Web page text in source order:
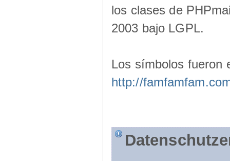
los clases de
2003 bajo LGPL.
Los símbolos fueron
http://